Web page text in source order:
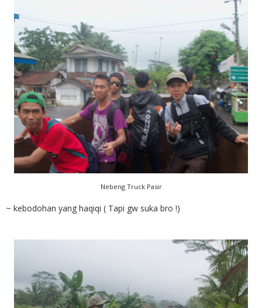
Nebeng Truck Pasir
~ kebodohan yang haqiqi ( Tapi gw suka bro !)